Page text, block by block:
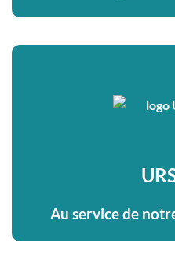
Au service de